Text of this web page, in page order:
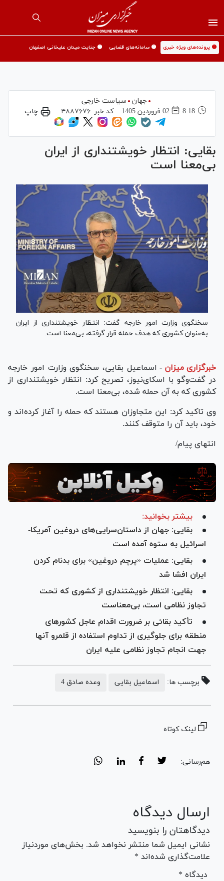
🟡 پرونده‌های ویژه خبری 🟡 سامانه‌های قضایی 🟡 جنایت میدان علیخانی اصفهان
جهان
سیاست خارجی
8:18
02 فروردين 1405 کد خبر:۴۸۸۷۶۷۶ چاپ
بقایی: انتظار خویشتنداری از ایران
بی‌معنا است
سخنگوی وزارت امور خارجه گفت: انتظار خویشتنداری از ایران
به‌عنوان کشوری که هدف حمله قرار گرفته، بی‌معنا است.
خبرگزاری میزان - اسماعیل بقایی، سخنگوی وزارت امور خارجه
در گفت‌وگو با اسکای‌نیوز، تصریح کرد: انتظار خویشتنداری از
کشوری که به آن حمله شده، بی‌معنا است.
وی تاکید کرد: این متجاوزان هستند که حمله را آغاز کرده‌اند و
خود، باید آن را متوقف کنند.
انتهای پیام/
بیشتر بخوانید:
بقایی: جهان از داستان‌سرایی‌های دروغین آمریکا-
اسرائیل به ستوه آمده است
بقایی: عملیات «پرچم دروغین» برای بدنام کردن
ایران افشا شد
بقایی: انتظار خویشتنداری از کشوری که تحت
تجاوز نظامی است، بی‌معناست
تأکید بقائی بر ضرورت اقدام عاجل کشورهای
منطقه برای جلوگیری از تداوم استفاده از قلمرو آنها
جهت انجام تجاوز نظامی علیه ایران
برچسب ها: اسماعیل بقایی وعده صادق 4
لینک کوتاه
هم‌رسانی:
ارسال دیدگاه
دیدگاهتان را بنویسید
نشانی ایمیل شما منتشر نخواهد شد. بخش‌های موردنیاز
علامت‌گذاری شده‌اند *
* دیدگاه